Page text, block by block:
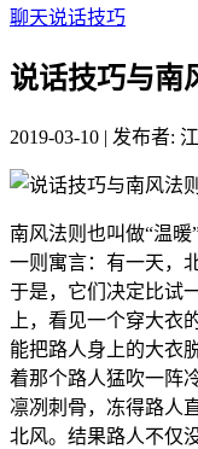
聊天说话技巧
说话技巧与南
2019-03-10 | 发布者:
南风法则也叫做“温
一则寓言：有一天，
于是，它们决定比试
上，看见一个穿大衣
能把路人身上的大衣
着那个路人猛吹一阵
凛冽刺骨，冻得路人
北风。结果路人不仅